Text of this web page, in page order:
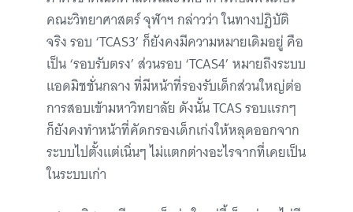
คณะวิทยาศาสตร์ จุฬาฯ กล่าวว่า ในทางปฏิบัติ
จริง รอบ ‘TCAS3’ ก็ยังคงมีความหมายเดิมอยู่ คือ
เป็น ‘รอบรับตรง’ ส่วนรอบ ‘TCAS4’ หมายถึงระบบ
แอดมิชชั่นกลาง ที่มีหน้าที่รองรับเด็กส่วนใหญ่ต่อ
การสอบเข้ามหาวิทยาลัย ดังนั้น TCAS รอบแรกๆ
ก็ยังคงทำหน้าที่คัดกรองเด็กเก่งให้หลุดออกจาก
ระบบไปตั้งแต่เนิ่นๆ ไม่แตกต่างอะไรจากที่เคยเป็น
ในระบบเก่า